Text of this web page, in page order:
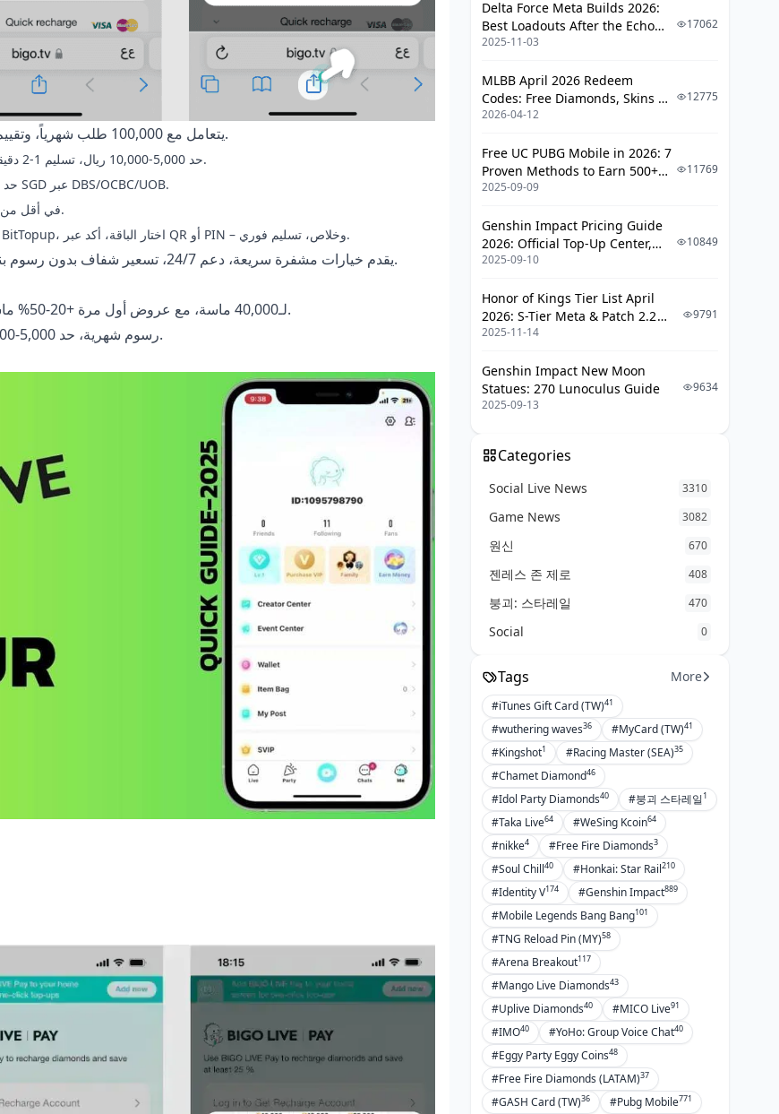
BitTopup يدعم محافظ CBUAE/SAMA، يتعامل مع 100,000 طلب شهرياً، وتقييم 4.8/5. موثوق تماماً.
STC Pay: 10,000 ماسة بـ832.90 SAR، حد 5,000-10,000 ريال، تسليم 1-2 دقيقة. مثالي للسعودية والإمارات.
PayNow: 3,665 ماسة بـ100.80 SGD (توفير 19% +9% GST)، حد 5,000 SGD عبر DBS/OCBC/UOB.
FPS: 5,770 ماسة بـ859 HKD (توفير 22%)، مع Octopus +5% في أقل من دقيقة.
الطريقة بسيطة: سجل في المحفظة، أضف رصيد. أدخل BIGO ID في BitTopup، اختار الباقة، أكد عبر QR أو PIN – وخلاص، تسليم فوري.
– BitTopup يقدم خيارات مشفرة سريعة، دعم 24/7، تسعير شفاف بدون رسوم بنكية زيادة.
باقات تبدأ من 100 ماسة (1.96 USD، توفير 60%) لـ40,000 ماسة، مع عروض أول مرة +20-50% ماسات إضافية.
فوترة اتصالات: أدخل رقمك، أكد SMS أو PIN، رسوم شهرية، حد 5,000-10,000 درهم/ريال.
Delta Force Meta Builds 2026:
Best Loadouts After the Echo
Season Update
2025-11-03
17062
MLBB April 2026 Redeem
Codes: Free Diamonds, Skins &
Starlight Rewards
2026-04-12
12775
Free UC PUBG Mobile in 2026: 7
Proven Methods to Earn 500+
UC (V4.3 & RPA18 Updates)
2025-09-09
11769
Genshin Impact Pricing Guide
2026: Official Top-Up Center,
Platform Differences, and
2025-09-10
10849
Honor of Kings Tier List April
2026: S-Tier Meta & Patch 2.2
Changes
2025-11-14
9791
Genshin Impact New Moon
Statues: 270 Lunoculus Guide
2025-09-13
9634
Categories
Social Live News 3310
Game News 3082
원신 670
젠레스 존 제로 408
붕괴: 스타레일 470
Social 0
Tags More
#iTunes Gift Card (TW)41
#wuthering waves36 #MyCard (TW)41
#Kingshot1 #Racing Master (SEA)35
#Chamet Diamond46
#Idol Party Diamonds40 #붕괴 스타레일1
#Taka Live64 #WeSing Kcoin64
#nikke4 #Free Fire Diamonds3
#Soul Chill40 #Honkai: Star Rail210
#Identity V174 #Genshin Impact889
#Mobile Legends Bang Bang101
#TNG Reload Pin (MY)58
#Arena Breakout117
#Mango Live Diamonds43
#Uplive Diamonds40 #MICO Live91
#IMO40 #YoHo: Group Voice Chat40
#Eggy Party Eggy Coins48
#Free Fire Diamonds (LATAM)37
#GASH Card (TW)36 #Pubg Mobile771